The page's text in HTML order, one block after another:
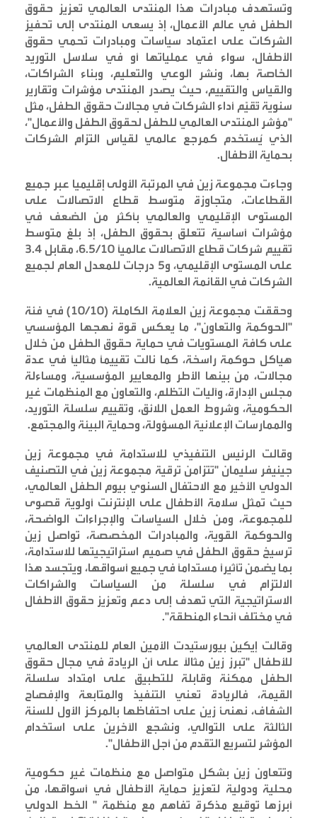
وتستهدف مبادرات هذا المنتدى العالمي تعزيز حقوق
الطفل في عالم الأعمال، إذ يسعى المنتدى إلى تحفيز
الشركات على اعتماد سياسات ومبادرات تحمي حقوق
الأطفال، سواء في عملياتها أو في سلاسل التوريد
الخاصة بها، ونشر الوعي والتعليم، وبناء الشراكات،
والقياس والتقييم، حيث يصدر المنتدى مؤشرات وتقارير
سنوية تُقيّم أداء الشركات في مجالات حقوق الطفل، مثل
"مؤشر المنتدى العالمي للطفل لحقوق الطفل والأعمال"،
الذي يُستخدم كمرجع عالمي لقياس التزام الشركات
بحماية الأطفال.
وجاءت مجموعة زين في المرتبة الأولى إقليميا عبر جميع
القطاعات، متجاوزة متوسط قطاع الاتصالات على
المستوى الإقليمي والعالمي بأكثر من الضعف في
مؤشرات أساسية تتعلق بحقوق الطفل، إذ بلغ متوسط
تقييم شركات قطاع الاتصالات عالمياً 6.5/10، مقابل 3.4
على المستوى الإقليمي، و5 درجات للمعدل العام لجميع
الشركات في القائمة العالمية.
وحققت مجموعة زين العلامة الكاملة (10/10) في فئة
"الحوكمة والتعاون"، ما يعكس قوة نهجها المؤسسي
على كافة المستويات في حماية حقوق الطفل من خلال
هياكل حوكمة راسخة، كما نالت تقييماً مثالياً في عدة
مجالات، من بينها الأطر والمعايير المؤسسية، ومساءلة
مجلس الإدارة، وآليات التظلم، والتعاون مع المنظمات غير
الحكومية، وشروط العمل اللائق، وتقييم سلسلة التوريد،
والممارسات الإعلانية المسؤولة، وحماية البيئة والمجتمع.
وقالت الرئيس التنفيذي للاستدامة في مجموعة زين
جينيفر سليمان "تتزامن ترقية مجموعة زين في التصنيف
الدولي الأخير مع الاحتفال السنوي بيوم الطفل العالمي،
حيث تمثل سلامة الأطفال على الإنترنت أولوية قصوى
للمجموعة، ومن خلال السياسات والإجراءات الواضحة،
والحوكمة القوية، والمبادرات المخصصة، تواصل زين
ترسيخ حقوق الطفل في صميم استراتيجيتها للاستدامة،
بما يضمن تأثيراً مستداماً في جميع أسواقها، ويتجسد هذا
الالتزام في سلسلة من السياسات والشراكات
الاستراتيجية التي تهدف إلى دعم وتعزيز حقوق الأطفال
في مختلف أنحاء المنطقة".
وقالت إيكين بيورستيدت الأمين العام للمنتدى العالمي
للأطفال "تبرز زين مثالاً على أن الريادة في مجال حقوق
الطفل ممكنة وقابلة للتطبيق على امتداد سلسلة
القيمة، فالريادة تعني التنفيذ والمتابعة والإفصاح
الشفاف، نهنئ زين على احتفاظها بالمركز الأول للسنة
الثالثة على التوالي، ونشجع الآخرين على استخدام
المؤشر لتسريع التقدم من أجل الأطفال".
وتتعاون زين بشكل متواصل مع منظمات غير حكومية
محلية ودولية لتعزيز حماية الأطفال في أسواقها، من
أبرزها توقيع مذكرة تفاهم مع منظمة " الخط الدولي